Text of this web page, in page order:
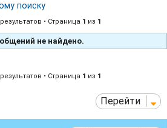
к
поиску
• Страница 1 из 1
не найдено.
• Страница 1 из 1
Перейти